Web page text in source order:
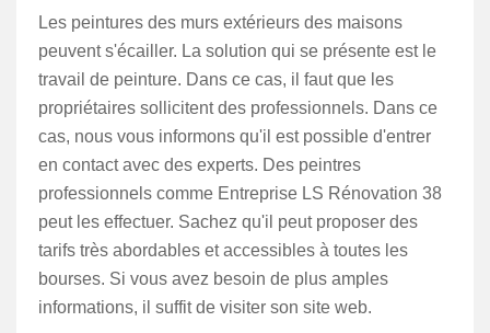
Les peintures des murs extérieurs des maisons
peuvent s'écailler. La solution qui se présente est le
travail de peinture. Dans ce cas, il faut que les
propriétaires sollicitent des professionnels. Dans ce
cas, nous vous informons qu'il est possible d'entrer
en contact avec des experts. Des peintres
professionnels comme Entreprise LS Rénovation 38
peut les effectuer. Sachez qu'il peut proposer des
tarifs très abordables et accessibles à toutes les
bourses. Si vous avez besoin de plus amples
informations, il suffit de visiter son site web.